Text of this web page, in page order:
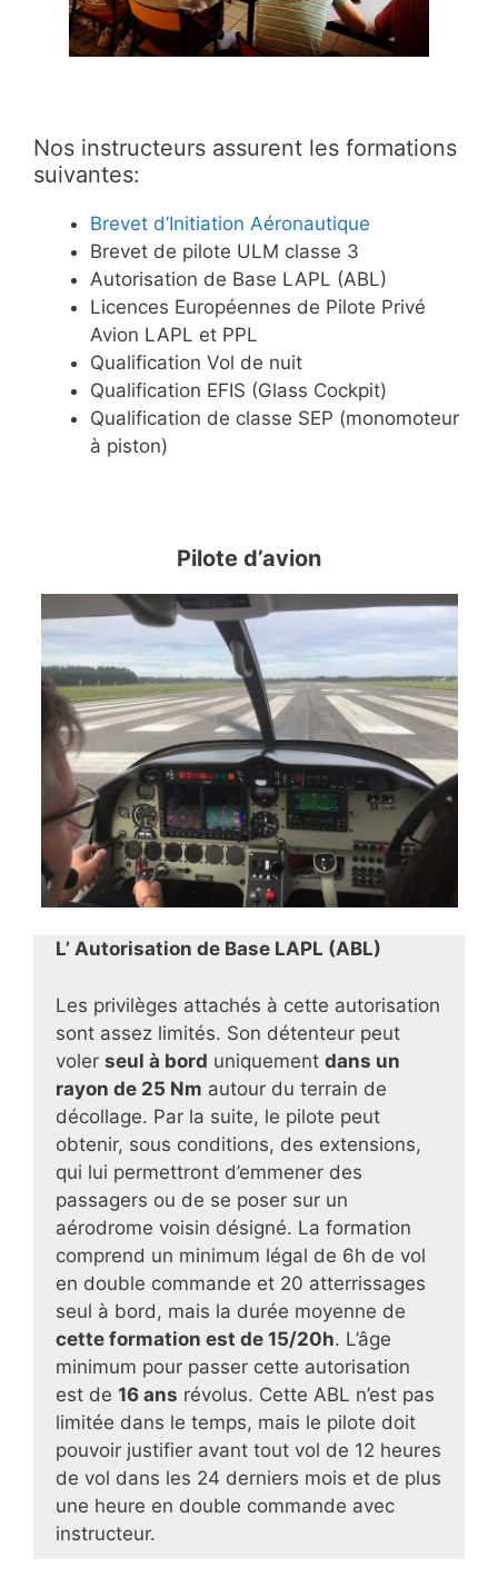
Nos instructeurs assurent les formations
suivantes:
Brevet d’Initiation Aéronautique
Brevet de pilote ULM classe 3
Autorisation de Base LAPL (ABL)
Licences Européennes de Pilote Privé
Avion LAPL et PPL
Qualification Vol de nuit
Qualification EFIS (Glass Cockpit)
Qualification de classe SEP (monomoteur
à piston)
Pilote d’avion
L’ Autorisation de Base LAPL (ABL)
Les privilèges attachés à cette autorisation
sont assez limités. Son détenteur peut
voler seul à bord uniquement dans un
rayon de 25 Nm autour du terrain de
décollage. Par la suite, le pilote peut
obtenir, sous conditions, des extensions,
qui lui permettront d’emmener des
passagers ou de se poser sur un
aérodrome voisin désigné. La formation
comprend un minimum légal de 6h de vol
en double commande et 20 atterrissages
seul à bord, mais la durée moyenne de
cette formation est de 15/20h. L’âge
minimum pour passer cette autorisation
est de 16 ans révolus. Cette ABL n’est pas
limitée dans le temps, mais le pilote doit
pouvoir justifier avant tout vol de 12 heures
de vol dans les 24 derniers mois et de plus
une heure en double commande avec
instructeur.